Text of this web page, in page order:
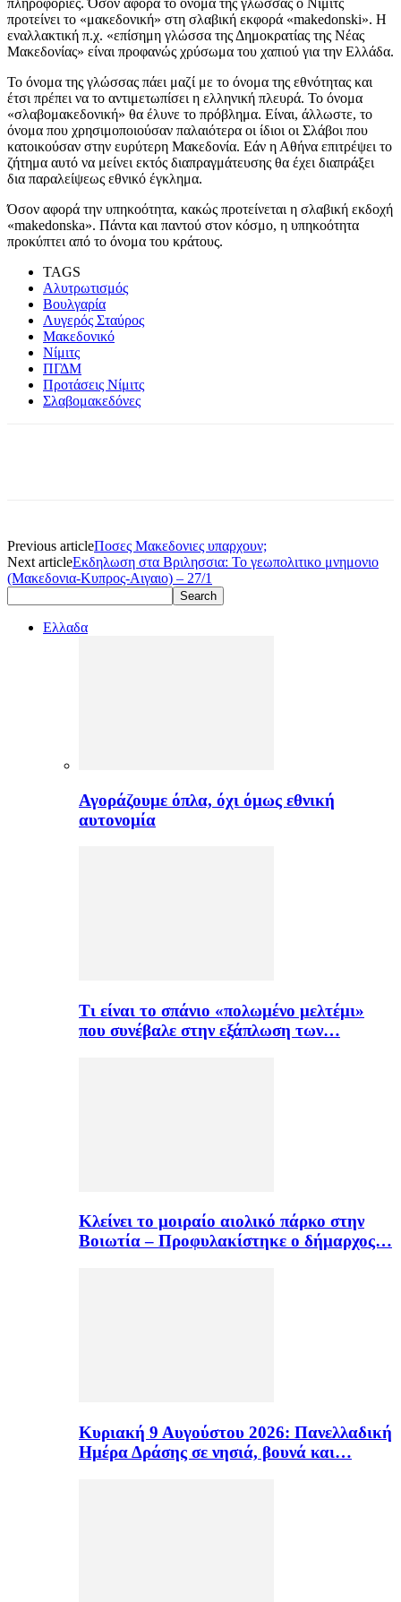
προτείνει το «μακεδονική» στη σλαβική εκφορά «makedonski». Η
εναλλακτική π.χ. «επίσημη γλώσσα της Δημοκρατίας της Νέας
Μακεδονίας» είναι προφανώς χρύσωμα του χαπιού για την Ελλάδα.
Το όνομα της γλώσσας πάει μαζί με το όνομα της εθνότητας και
έτσι πρέπει να το αντιμετωπίσει η ελληνική πλευρά. Το όνομα
«σλαβομακεδονική» θα έλυνε το πρόβλημα. Είναι, άλλωστε, το
όνομα που χρησιμοποιούσαν παλαιότερα οι ίδιοι οι Σλάβοι που
κατοικούσαν στην ευρύτερη Μακεδονία. Εάν η Αθήνα επιτρέψει το
ζήτημα αυτό να μείνει εκτός διαπραγμάτευσης θα έχει διαπράξει
δια παραλείψεως εθνικό έγκλημα.
Όσον αφορά την υπηκοότητα, κακώς προτείνεται η σλαβική εκδοχή
«makedonska». Πάντα και παντού στον κόσμο, η υπηκοότητα
προκύπτει από το όνομα του κράτους.
TAGS
Αλυτρωτισμός
Βουλγαρία
Λυγερός Σταύρος
Μακεδονικό
Νίμιτς
ΠΓΔΜ
Προτάσεις Νίμιτς
Σλαβομακεδόνες
Previous articleΠοσες Μακεδονιες υπαρχουν;
Next articleΕκδηλωση στα Βριλησσια: Το γεωπολιτικο μνημονιο
(Μακεδονια-Κυπρος-Αιγαιο) – 27/1
Ελλαδα
Αγοράζουμε όπλα, όχι όμως εθνική
αυτονομία
Τι είναι το σπάνιο «πολωμένο μελτέμι»
που συνέβαλε στην εξάπλωση των…
Κλείνει το μοιραίο αιολικό πάρκο στην
Βοιωτία – Προφυλακίστηκε ο δήμαρχος…
Κυριακή 9 Αυγούστου 2026: Πανελλαδική
Ημέρα Δράσης σε νησιά, βουνά και…